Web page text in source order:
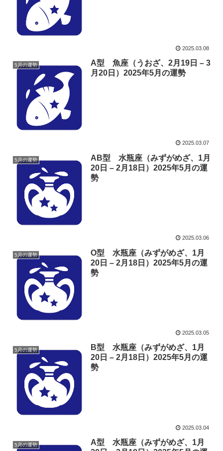
2025.03.08
5月の運勢
A型 魚座（うおざ、2月19日 – 3
月20日）2025年5月の運勢
2025.03.07
5月の運勢
AB型 水瓶座（みずがめざ、1月
20日 – 2月18日）2025年5月の運
勢
2025.03.06
5月の運勢
O型 水瓶座（みずがめざ、1月
20日 – 2月18日）2025年5月の運
勢
2025.03.05
5月の運勢
B型 水瓶座（みずがめざ、1月
20日 – 2月18日）2025年5月の運
勢
2025.03.04
5月の運勢
A型 水瓶座（みずがめざ、1月